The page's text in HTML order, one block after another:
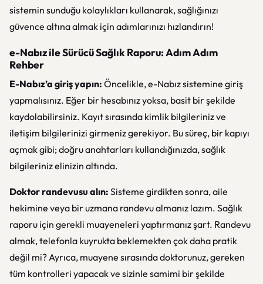
sistemin sunduğu kolaylıkları kullanarak, sağlığınızı
güvence altına almak için adımlarınızı hızlandırın!
e-Nabız ile Sürücü Sağlık Raporu: Adım Adım
Rehber
E-Nabız’a giriş yapın: Öncelikle, e-Nabız sistemine giriş
yapmalısınız. Eğer bir hesabınız yoksa, basit bir şekilde
kaydolabilirsiniz. Kayıt sırasında kimlik bilgileriniz ve
iletişim bilgilerinizi girmeniz gerekiyor. Bu süreç, bir kapıyı
açmak gibi; doğru anahtarları kullandığınızda, sağlık
bilgileriniz elinizin altında.
Doktor randevusu alın: Sisteme girdikten sonra, aile
hekimine veya bir uzmana randevu almanız lazım. Sağlık
raporu için gerekli muayeneleri yaptırmanız şart. Randevu
almak, telefonla kuyrukta beklemekten çok daha pratik
değil mi? Ayrıca, muayene sırasında doktorunuz, gereken
tüm kontrolleri yapacak ve sizinle samimi bir şekilde